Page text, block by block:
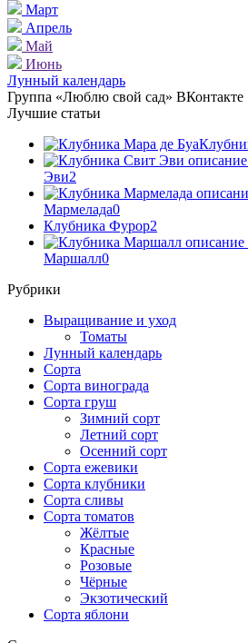
Март
Апрель
Май
Июнь
Лунный календарь
Группа «Люблю свой сад» ВКонтакте
Лучшие статьи
Эви2
Мармелада0
Клубника Фурор2
Маршалл0
Рубрики
Выращивание и уход
Томаты
Лунный календарь
Сорта
Сорта винограда
Сорта груш
Зимний сорт
Летний сорт
Осенний сорт
Сорта ежевики
Сорта клубники
Сорта сливы
Сорта томатов
Жёлтые
Красные
Розовые
Чёрные
Экзотический
Сорта яблони